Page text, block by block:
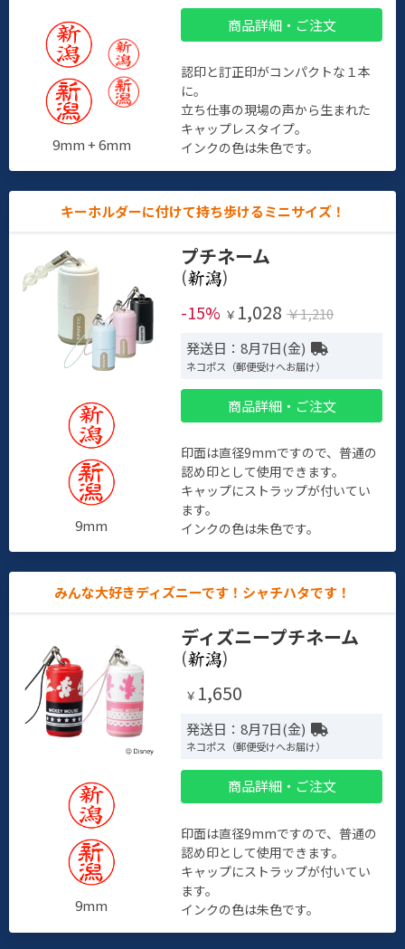
9mm + 6mm
商品詳細・ご注文
認印と訂正印がコンパクトな１本
に。
立ち仕事の現場の声から生まれた
キャップレスタイプ。
インクの色は朱色です。
キーホルダーに付けて持ち歩けるミニサイズ！
9mm
プチネーム
(
)
-15% ￥ 1,028 ￥1,210
発送日：8月7日(金)
ネコポス（郵便受けへお届け）
商品詳細・ご注文
印面は直径9mmですので、普通の
認め印として使用できます。
キャップにストラップが付いてい
ます。
インクの色は朱色です。
みんな大好きディズニーです！シャチハタです！
9mm
ディズニープチネーム
( )
￥ 1,650
発送日：8月7日(金)
ネコポス（郵便受けへお届け）
商品詳細・ご注文
印面は直径9mmですので、普通の
認め印として使用できます。
キャップにストラップが付いてい
ます。
インクの色は朱色です。